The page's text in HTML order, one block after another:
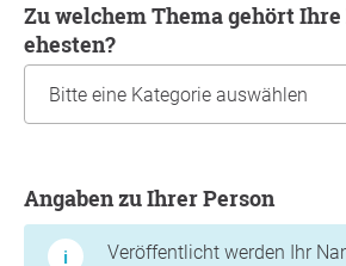
Zu welchem Thema gehört Ihre Petition am
ehesten?
Angaben zu Ihrer Person
Veröffentlicht werden Ihr